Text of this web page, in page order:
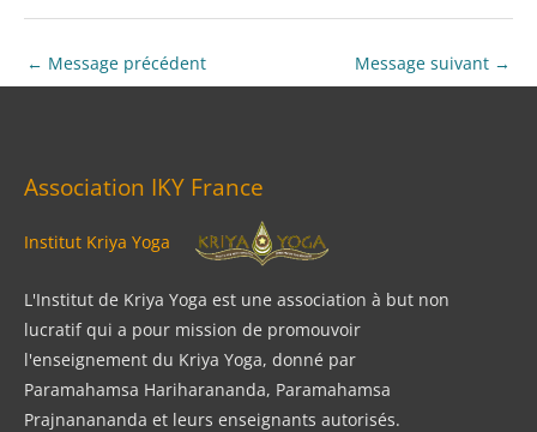
← Message précédent Message suivant →
Association IKY France
Institut Kriya Yoga
L'Institut de Kriya Yoga est une association à but non
lucratif qui a pour mission de promouvoir
l'enseignement du Kriya Yoga, donné par
Paramahamsa Hariharananda, Paramahamsa
Prajnanananda et leurs enseignants autorisés.